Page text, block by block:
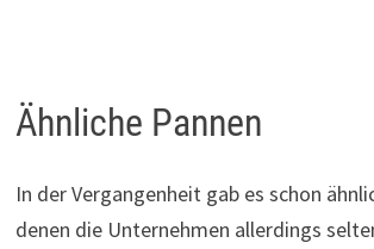
Ähnliche Pannen
In der Vergangenheit gab es schon
denen die Unternehmen allerdings